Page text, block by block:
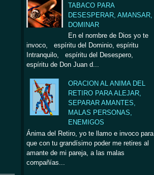
TABACO PARA
DESESPERAR, AMANSAR,
DOMINAR
En el nombre de Dios yo te
invoco, espíritu del Dominio, espíritu
Intranquilo, espíritu del Desespero,
espíritu de Don Juan d...
ORACION AL ANIMA DEL
RETIRO PARA ALEJAR,
SEPARAR AMANTES,
MALAS PERSONAS,
ENEMIGOS
Ánima del Retiro, yo te llamo e invoco para
que con tu grandísimo poder me retires al
amante de mi pareja, a las malas
compañías...